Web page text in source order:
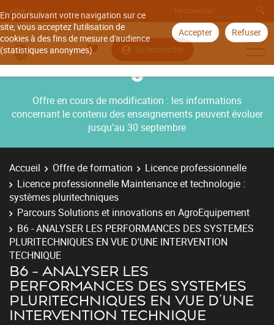
En poursuivant votre navigation sur ce
site, vous acceptez l'utilisation de
cookies à des fins de mesure d'audience
(statistiques anonymes).
Accepter Refuser
Aller à
Se connecter
Offre en cours de modification : les informations
concernant le contenu des enseignements peuvent évoluer
jusqu’au 30 septembre
Accueil Offre de formation
Licence professionnelle
Licence professionnelle Maintenance et technologie :
systèmes pluritechniques
Parcours Solutions et innovations en AgroEquipement
B6 - ANALYSER LES PERFORMANCES DES SYSTEMES
PLURITECHNIQUES EN VUE D'UNE INTERVENTION
TECHNIQUE
B6 - ANALYSER LES
PERFORMANCES DES SYSTEMES
PLURITECHNIQUES EN VUE D'UNE
INTERVENTION TECHNIQUE